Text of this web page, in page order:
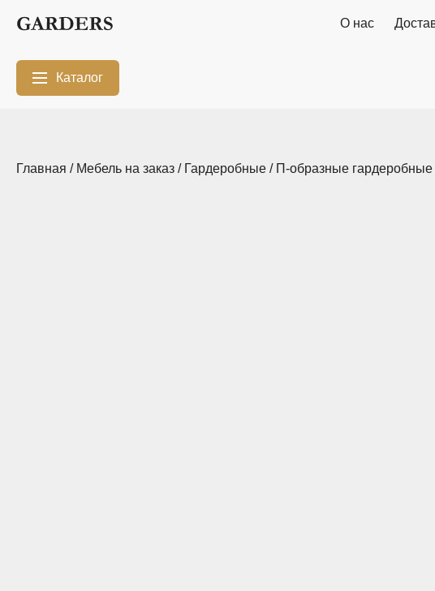
О нас
Каталог
Главная / Мебель на заказ / Гардеробные / П-образные гардеробные